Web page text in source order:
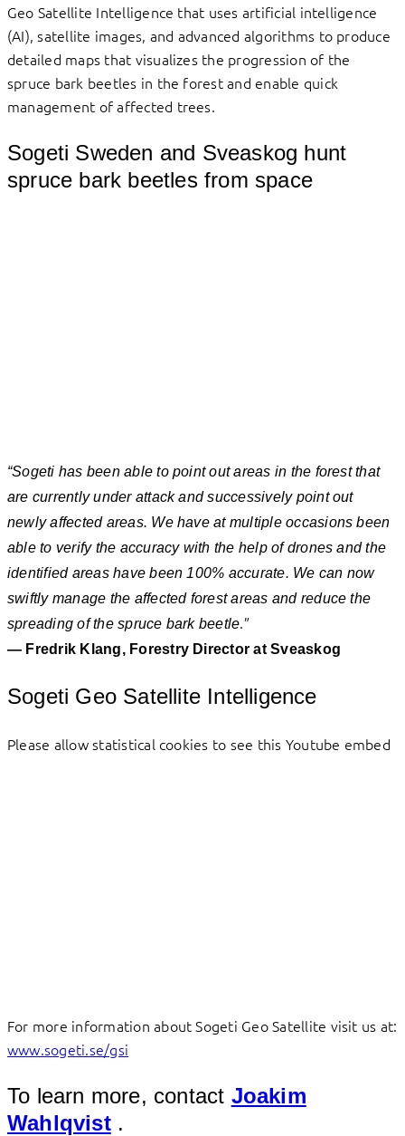
Geo Satellite Intelligence that uses artificial intelligence
(AI), satellite images, and advanced algorithms to produce
detailed maps that visualizes the progression of the
spruce bark beetles in the forest and enable quick
management of affected trees.
Sogeti Sweden and Sveaskog hunt
spruce bark beetles from space
“Sogeti has been able to point out areas in the forest that
are currently under attack and successively point out
newly affected areas. We have at multiple occasions been
able to verify the accuracy with the help of drones and the
identified areas have been 100% accurate. We can now
swiftly manage the affected forest areas and reduce the
spreading of the spruce bark beetle.”
— Fredrik Klang, Forestry Director at Sveaskog
Sogeti Geo Satellite Intelligence
Please allow statistical cookies to see this Youtube embed
For more information about Sogeti Geo Satellite visit us at:
www.sogeti.se/gsi
To learn more, contact Joakim
Wahlqvist.